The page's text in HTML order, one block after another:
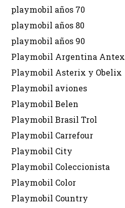
playmobil años 70
playmobil años 80
playmobil años 90
Playmobil Argentina Antex
Playmobil Asterix y Obelix
Playmobil aviones
Playmobil Belen
Playmobil Brasil Trol
Playmobil Carrefour
Playmobil City
Playmobil Coleccionista
Playmobil Color
Playmobil Country